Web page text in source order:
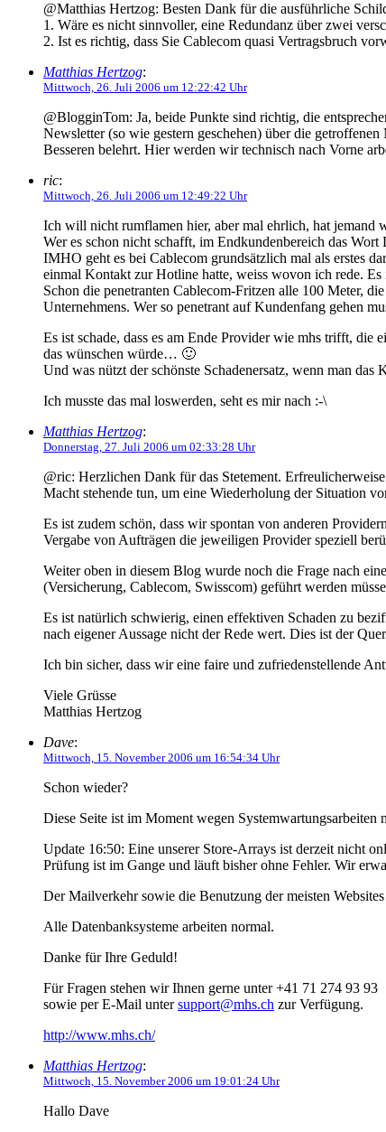
@Matthias Hertzog: Besten Dank für die ausführliche
1. Wäre es nicht sinnvoller, eine Redundanz über zwei
2. Ist es richtig, dass Sie Cablecom quasi Vertragsbruch
Matthias Hertzog:
Mittwoch, 26. Juli 2006 um 12:22:42 Uhr
@BlogginTom: Ja, beide Punkte sind richtig, die
Newsletter (so wie gestern geschehen) über die
Besseren belehrt. Hier werden wir technisch nach Vorne
ric:
Mittwoch, 26. Juli 2006 um 12:49:22 Uhr
Ich will nicht rumflamen hier, aber mal ehrlich, hat jemand
Wer es schon nicht schafft, im Endkundenbereich das
IMHO geht es bei Cablecom grundsätzlich mal als erstes
einmal Kontakt zur Hotline hatte, weiss wovon ich rede.
Schon die penetranten Cablecom-Fritzen alle 100 Meter,
Unternehmens. Wer so penetrant auf Kundenfang gehen
Es ist schade, dass es am Ende Provider wie mhs trifft,
das wünschen würde… 🙂
Und was nützt der schönste Schadenersatz, wenn man
Ich musste das mal loswerden, seht es mir nach :-\
Matthias Hertzog:
Donnerstag, 27. Juli 2006 um 02:33:28 Uhr
@ric: Herzlichen Dank für das Stetement.
Macht stehende tun, um eine Wiederholung der Situation
Es ist zudem schön, dass wir spontan von anderen
Vergabe von Aufträgen die jeweiligen Provider speziell
Weiter oben in diesem Blog wurde noch die Frage nach
(Versicherung, Cablecom, Swisscom) geführt werden
Es ist natürlich schwierig, einen effektiven Schaden zu
nach eigener Aussage nicht der Rede wert. Dies ist der
Ich bin sicher, dass wir eine faire und zufriedenstellende
Viele Grüsse
Matthias Hertzog
Dave:
Mittwoch, 15. November 2006 um 16:54:34 Uhr
Schon wieder?
Diese Seite ist im Moment wegen
Update 16:50: Eine unserer Store-Arrays ist derzeit nicht
Prüfung ist im Gange und läuft bisher ohne Fehler. Wir
Der Mailverkehr sowie die Benutzung der meisten
Alle Datenbanksysteme arbeiten normal.
Danke für Ihre Geduld!
Für Fragen stehen wir Ihnen gerne unter +41 71 274 93 93
sowie per E-Mail untersupport@mhs.ch zur Verfügung.
http://www.mhs.ch/
Matthias Hertzog:
Mittwoch, 15. November 2006 um 19:01:24 Uhr
Hallo Dave